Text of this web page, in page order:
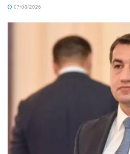
07/08/2026